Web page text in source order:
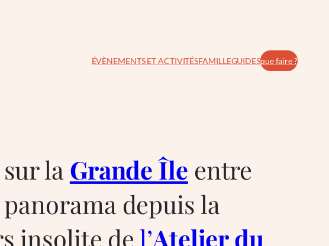
ÉVÈNEMENTS ET ACTIVITÉSFAMILLEGUIDESque faire ?
la Grande Île entre
depuis la
insolite de l’Atelier du